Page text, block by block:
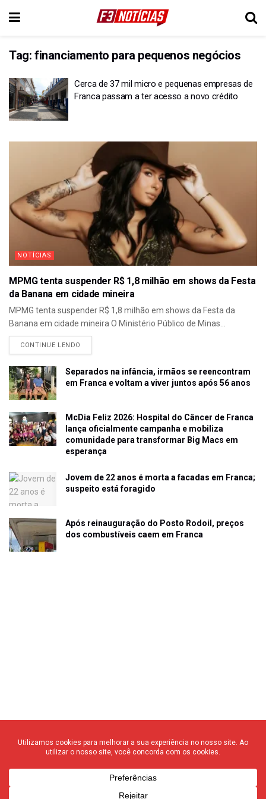
Tag: financiamento para pequenos negócios
Cerca de 37 mil micro e pequenas empresas de
Franca passam a ter acesso a novo crédito
NOTÍCIAS
MPMG tenta suspender R$ 1,8 milhão em shows da Festa
da Banana em cidade mineira
MPMG tenta suspender R$ 1,8 milhão em shows da Festa da
Banana em cidade mineira O Ministério Público de Minas...
CONTINUE LENDO
Separados na infância, irmãos se reencontram
em Franca e voltam a viver juntos após 56 anos
McDia Feliz 2026: Hospital do Câncer de Franca
lança oficialmente campanha e mobiliza
comunidade para transformar Big Macs em
esperança
Jovem de 22 anos é morta a facadas em Franca;
suspeito está foragido
Após reinauguração do Posto Rodoil, preços
dos combustíveis caem em Franca
© 2020 F3 Notícias – Todos os direitos reservados